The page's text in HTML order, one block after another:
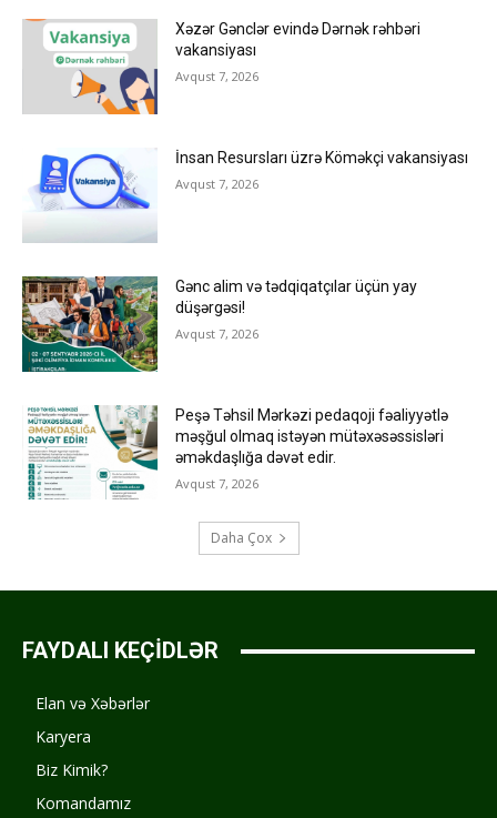
Xəzər Gənclər evində Dərnək rəhbəri
vakansiyası
Avqust 7, 2026
İnsan Resursları üzrə Köməkçi vakansiyası
Avqust 7, 2026
Gənc alim və tədqiqatçılar üçün yay
düşərgəsi!
Avqust 7, 2026
Peşə Təhsil Mərkəzi pedaqoji fəaliyyətlə
məşğul olmaq istəyən mütəxəsəssisləri
əməkdaşlığa dəvət edir.
Avqust 7, 2026
Daha Çox
FAYDALI KEÇİDLƏR
Elan və Xəbərlər
Karyera
Biz Kimik?
Komandamız